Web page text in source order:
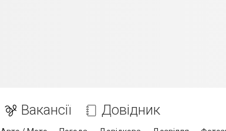
Вакансії Довідник